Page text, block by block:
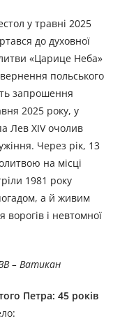
у травні 2025
до духовної
«Царице Неба»
польського
запрошення
2025 року, у
Лев XIV очолив
Через рік, 13
на місці
1981 року
а й живим
і невтомної
– Ватикан
Петра: 45 років